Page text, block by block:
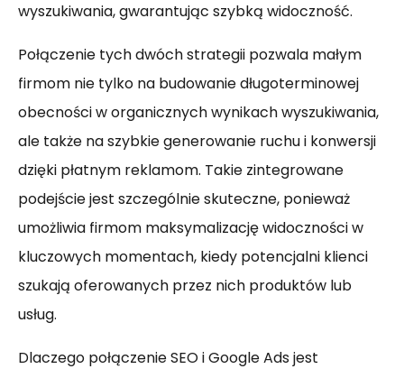
wyszukiwania, gwarantując szybką widoczność.
Połączenie tych dwóch strategii pozwala małym
firmom nie tylko na budowanie długoterminowej
obecności w organicznych wynikach wyszukiwania,
ale także na szybkie generowanie ruchu i konwersji
dzięki płatnym reklamom. Takie zintegrowane
podejście jest szczególnie skuteczne, ponieważ
umożliwia firmom maksymalizację widoczności w
kluczowych momentach, kiedy potencjalni klienci
szukają oferowanych przez nich produktów lub
usług.
Dlaczego połączenie SEO i Google Ads jest